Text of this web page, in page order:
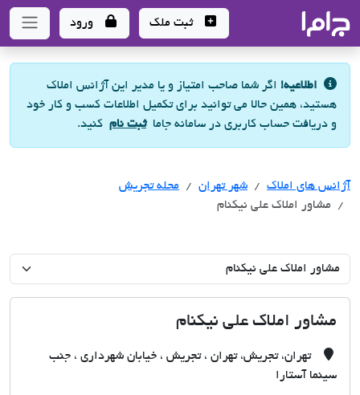
- سامانه جامع املاک و مشاورین املاک
ثبت ملک ورود
اطلاعیه! اگر شما صاحب امتیاز و یا مدیر این آژانس املاک
هستید، همین حالا می توانید برای تکمیل اطلاعات کسب و کار خود
و دریافت حساب کاربری در سامانه جاماثبت نام کنید.
آژانس های املاک آژانس های املاک
شهر تهران آژانس های املاک
محله تجریش
مشاور املاک علی نیکنام
مشاور املاک علی نیکنام
تهران، تجریش، تهران ، تجریش ، خیابان شهرداری ، جنب
سینما آستارا